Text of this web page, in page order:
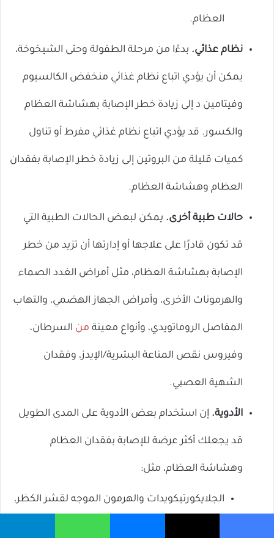
العظام.
نظام عذائي. بدءًا من مرحلة الطفولة وحتى الشيخوخة،
يمكن أن يؤدي اتباع نظام غذائي منخفض الكالسيوم
وفيتامين د إلى زيادة خطر الإصابة بهشاشة العظام
والكسور. قد يؤدي اتباع نظام غذائي مفرط أو تناول
كميات قليلة من البروتين إلى زيادة خطر الإصابة بفقدان
العظام وهشاشة العظام.
حالات طبية أخرى. يمكن لبعض الحالات الطبية التي
قد تكون قادرًا على علاجها أو إدارتها أن تزيد من خطر
الإصابة بهشاشة العظام، مثل أمراض الغدد الصماء
والهرمونات الأخرى، وأمراض الجهاز الهضمي، والتهاب
المفاصل الروماتويدي، وأنواع معينة من السرطان،
وفيروس نقص المناعة البشرية/الإيدز، وفقدان
الشهية العصبي.
الأدوية. إن استخدام بعض الأدوية على المدى الطويل
قد يجعلك أكثر عرضة للإصابة بفقدان العظام
وهشاشة العظام، مثل:
الجلايكورتيكويدات والهرمون الموجه لقشر الكظر،